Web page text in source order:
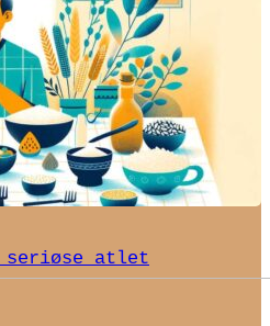
seriøse atlet